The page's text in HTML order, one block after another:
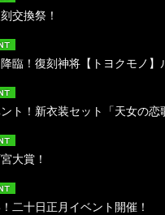
交換祭！
臨！復刻神将【トヨクモノ】
ト！新衣装セット「天女の恋
大賞！
二十日正月イベント開催！